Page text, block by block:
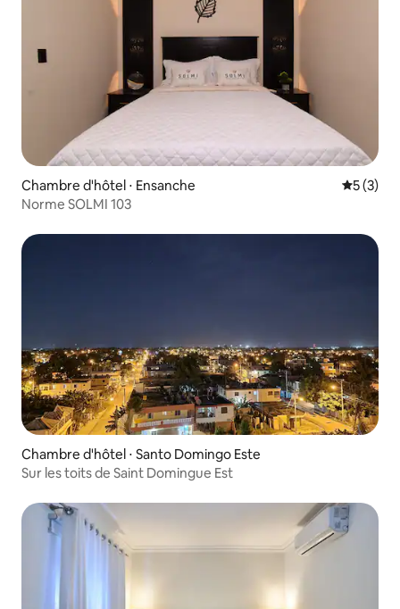
Chambre d'hôtel ⋅ Ensanche
5 (3)
Norme SOLMI 103
Chambre d'hôtel ⋅ Santo Domingo Este
Sur les toits de Saint Domingue Est